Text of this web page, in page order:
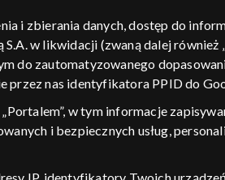
informacje o dostawcy
i zbierania danych, dostęp do
w likwidacji (zwaną dalej również
do zautomatyzowanego
przez nas identyfikatora PPID do
w tym informacje
i bezpiecznych usług,